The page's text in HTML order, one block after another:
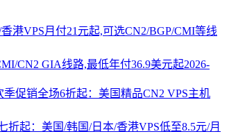
港VPS月付21元起,可选CN2/BGP/CMI等线
CN2 GIA线路,最低年付36.9美元起2026-
季促销全场6折起：美国精品CN2 VPS主机
折起：美国/韩国/日本/香港VPS低至8.5元/月